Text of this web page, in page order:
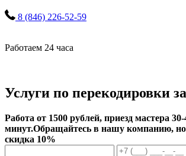
8 (846) 226-52-59
Работаем 24 часа
Услуги по перекодировки
Работа от 1500 рублей, приезд мастера 30-
минут.Обращайтесь в нашу компанию,
скидка 10%